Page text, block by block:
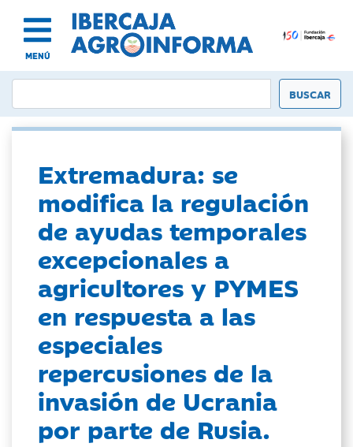
MENÚ
Extremadura: se
modifica la regulación
de ayudas temporales
excepcionales a
agricultores y PYMES
en respuesta a las
especiales
repercusiones de la
invasión de Ucrania
por parte de Rusia.